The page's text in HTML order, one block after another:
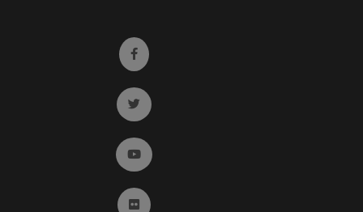
Ir a facebook (abre en ventana nueva)
Ir a twitter (abre en ventana nueva)
Ir a YouTube (abre en ventana nueva)
Ir a Flickr (abre en ventana nueva)